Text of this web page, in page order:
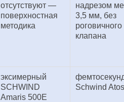
отсутствуют —
поверхностная
методика
надрезом
3,5 мм, без
роговичного
клапана
эксимерный
SCHWIND
Amaris 500Е
Schwind Atos